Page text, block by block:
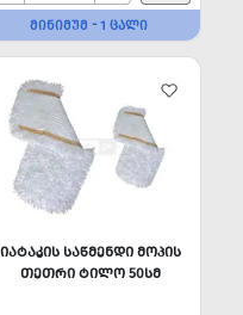
ᲛᲘᲜᲘᲛᲣᲛ - 1 ᲪᲐᲚᲘ
ᲘᲐᲢᲐᲙᲘᲡ ᲡᲐᲬᲛᲔᲜᲓᲘ ᲛᲝᲞᲘᲡ
ᲗᲔᲗᲠᲘ ᲢᲘᲚᲝ 50ᲡᲛ